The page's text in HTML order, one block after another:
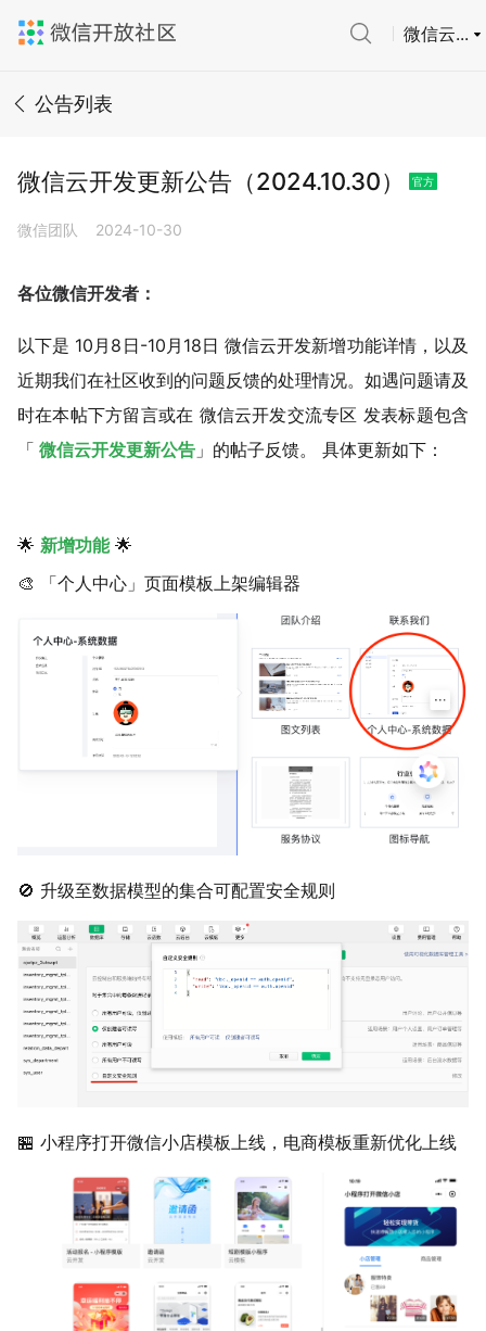
微信云...
公告列表
微信云开发更新公告（2024.10.30） 官方
微信团队 2024-10-30
各位微信开发者：
以下是 10月8日-10月18日 微信云开发新增功能详情，以及
近期我们在社区收到的问题反馈的处理情况。如遇问题请及
时在本帖下方留言或在 微信云开发交流专区 发表标题包含
「 微信云开发更新公告 」的帖子反馈。 具体更新如下：
🌟 新增功能🌟
🎨 「个人中心」页面模板上架编辑器
🚫 升级至数据模型的集合可配置安全规则
🏪 小程序打开微信小店模板上线，电商模板重新优化上线